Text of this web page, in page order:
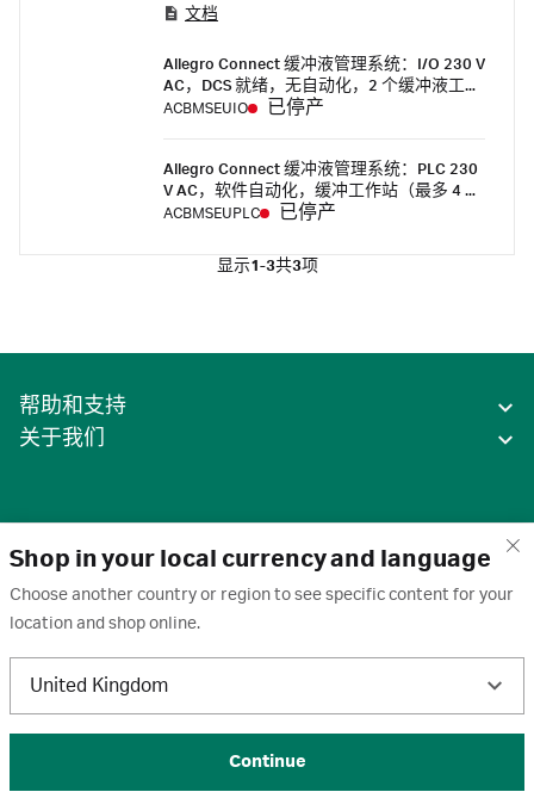
Shop in your local currency and language
Choose another country or region to see specific content for your
location and shop online.
United Kingdom
Continue
模、临床批次和商业生产，可确保在正确的
化的工作流程。模块化系统设计可根据需要
一次提供多达六种大容量工艺缓冲液，直接
过滤 (TFF)。Allegro Connect 缓冲液管理系统
还可满足多柱层析 (MCC) 应用缓冲液要求，
文档
Allegro Connect 缓冲液管理系统：I/O 230 V
AC，DCS 就绪，无自动化，2 个缓冲液工作
站（最多 4 种缓冲液）
ACBMSEUIO 已停产
Allegro Connect 缓冲液管理系统：PLC 230
V AC，软件自动化，缓冲工作站（最多 4 种
缓冲液）
ACBMSEUPLC 已停产
显示1-3共3项
帮助和支持
关于我们
中国
条款 · 隐私政策